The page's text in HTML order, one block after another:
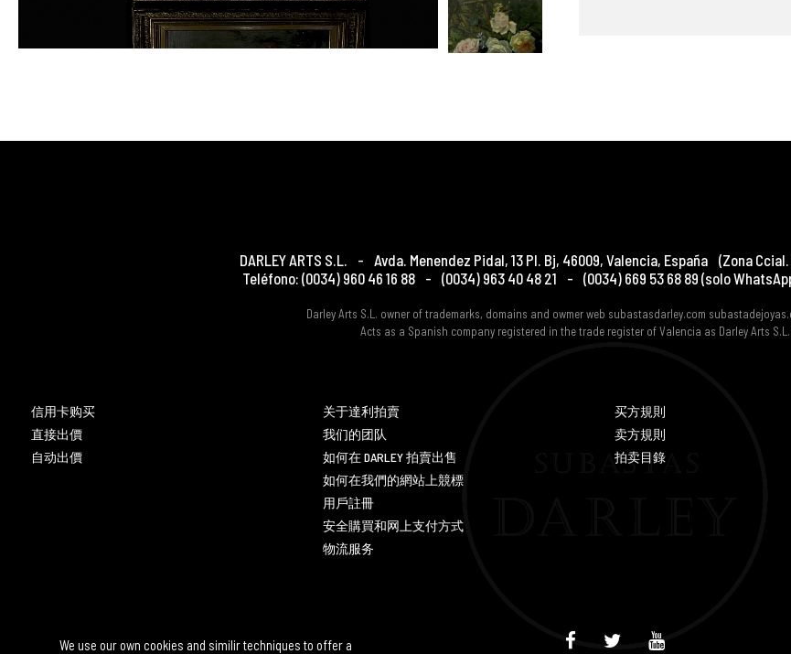
We use our own cookies and similir techniques to offer a
DARLEY ARTS S.L. - Avda. Menendez Pidal, 13 Pl. Bj, 46009, Valencia, España (Zona
Teléfono: (0034) 960 46 16 88 - (0034) 963 40 48 21 - (0034) 669 53 68 89 (solo
Darley Arts S.L. owner of trademarks, domains and owmer web subastasdarley.com
Acts as a Spanish company registered in the trade register of Valencia as Darley Arts S.L.
信用卡购买
直接出價
自动出價
关于達利拍賣
我们的团队
如何在 DARLEY 拍賣出售
如何在我們的網站上競標
用戶註冊
安全購買和网上支付方式
物流服务
买方規則
卖方規則
拍卖目錄